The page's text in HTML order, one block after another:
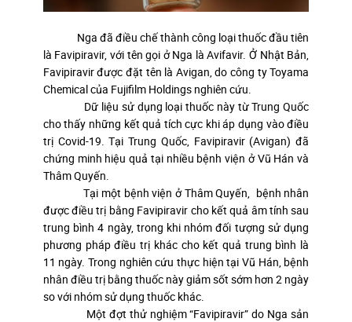
Nga đã điều chế thành công loại thuốc đầu tiên
là Favipiravir, với tên gọi ở Nga là Avifavir. Ở Nhật Bản,
Favipiravir được đặt tên là Avigan, do công ty Toyama
Chemical của Fujifilm Holdings nghiên cứu.
Dữ liệu sử dụng loại thuốc này từ Trung Quốc
cho thấy những kết quả tích cực khi áp dụng vào điều
trị Covid-19. Tại Trung Quốc, Favipiravir (Avigan) đã
chứng minh hiệu quả tại nhiều bệnh viện ở Vũ Hán và
Thâm Quyến.
Tại một bệnh viện ở Thâm Quyến, bệnh nhân
được điều trị bằng Favipiravir cho kết quả âm tính sau
trung bình 4 ngày, trong khi nhóm đối tượng sử dụng
phương pháp điều trị khác cho kết quả trung bình là
11 ngày. Trong nghiên cứu thực hiện tại Vũ Hán, bệnh
nhân điều trị bằng thuốc này giảm sốt sớm hơn 2 ngày
so với nhóm sử dụng thuốc khác.
Một đợt thử nghiệm “Favipiravir” do Nga sản